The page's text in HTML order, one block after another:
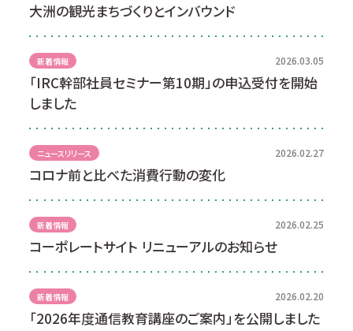
大洲の観光まちづくりとインバウンド
新着情報 2026.03.05
「IRC幹部社員セミナー第10期」の申込受付を開始
しました
ニュースリリース 2026.02.27
コロナ前と比べた消費行動の変化
新着情報 2026.02.25
コーポレートサイト リニューアルのお知らせ
新着情報 2026.02.20
「2026年度通信教育講座のご案内」を公開しました